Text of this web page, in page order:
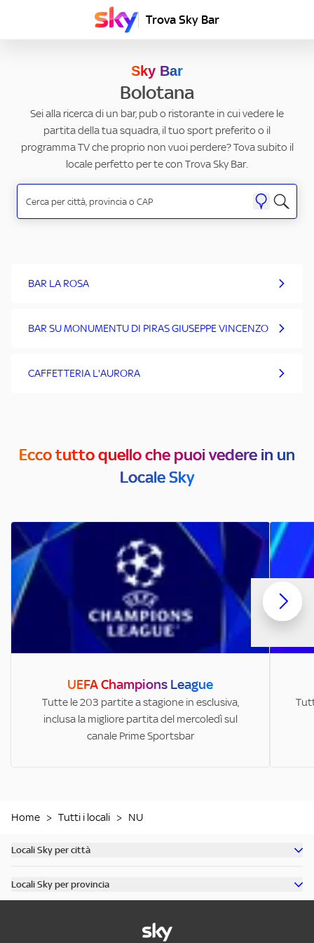
Trova Sky Bar
Sky Bar
Bolotana
Sei alla ricerca di un bar, pub o ristorante in cui vedere le
partita della tua squadra, il tuo sport preferito o il
programma TV che proprio non vuoi perdere? Tova subito il
locale perfetto per te con Trova Sky Bar.
BAR LA ROSA
BAR SU MONUMENTU DI PIRAS GIUSEPPE VINCENZO
CAFFETTERIA L'AURORA
Ecco tutto quello che puoi vedere in un
Locale Sky
UEFA Champions League
Tutte le 203 partite a stagione in esclusiva,
inclusa la migliore partita del mercoledì sul
canale Prime Sportsbar
Home > Tutti i locali > NU
Locali Sky per città
Scopri tutti i bar di Roma
Locali Sky per provincia
Scopri tutti i bar in provincia di Milano
Scopri tutti i bar in provincia di Roma